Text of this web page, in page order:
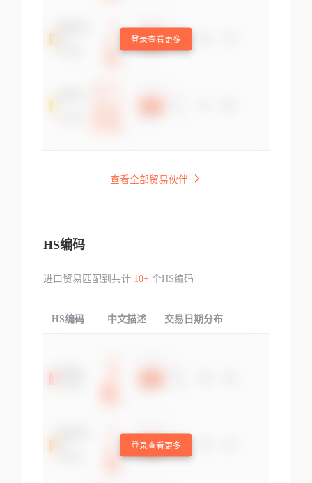
登录查看更多
查看全部贸易伙伴
HS编码
进口贸易匹配到共计 10+个HS编码
HS编码 中文描述 交易日期分布
登录查看更多